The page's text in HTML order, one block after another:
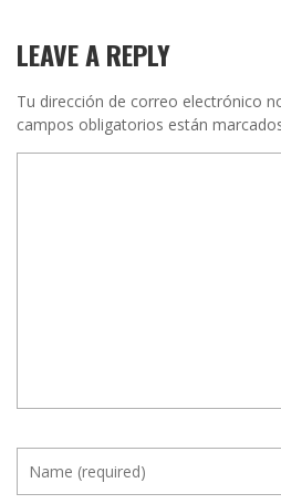
LEAVE A REPLY
Tu dirección de correo electrónico
campos obligatorios están